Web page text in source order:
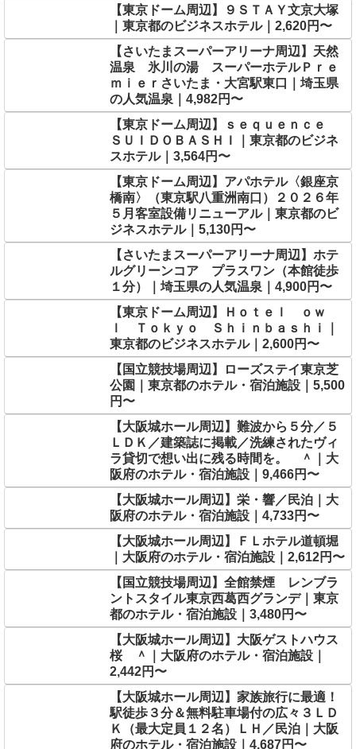
【東京ドーム周辺】９ＳＴＡＹ文京大塚
｜東京都のビジネスホテル｜2,620円〜
【さいたまスーパーアリーナ周辺】天然
温泉 氷川の湯 スーパーホテルＰｒｅ
ｍｉｅｒさいたま・大宮駅東口｜埼玉県
の人気温泉｜4,982円〜
【東京ドーム周辺】ｓｅｑｕｅｎｃｅ
ＳＵＩＤＯＢＡＳＨＩ｜東京都のビジネ
スホテル｜3,564円〜
【東京ドーム周辺】アパホテル〈銀座京
橋南〉（東京駅八重洲南口）２０２６年
５月客室設備リニューアル｜東京都のビ
ジネスホテル｜5,130円〜
【さいたまスーパーアリーナ周辺】ホテ
ルグリーンコア プラスワン（本館徒歩
１分）｜埼玉県の人気温泉｜4,900円〜
【東京ドーム周辺】Ｈｏｔｅｌ ｏｗ
ｌ Ｔｏｋｙｏ Ｓｈｉｎｂａｓｈｉ｜
東京都のビジネスホテル｜2,600円〜
【国立競技場周辺】ローズステイ東京芝
公園｜東京都のホテル・宿泊施設｜5,500
円〜
【大阪城ホール周辺】難波から５分／５
ＬＤＫ／建築誌に掲載／洗練されたヴィ
ラ貸切で想い出に残る時間を。 ＾｜大
阪府のホテル・宿泊施設｜9,466円〜
【大阪城ホール周辺】栄・響／民泊｜大
阪府のホテル・宿泊施設｜4,733円〜
【大阪城ホール周辺】ＦＬホテル道頓堀
｜大阪府のホテル・宿泊施設｜2,612円〜
【国立競技場周辺】全館禁煙 レンブラ
ントスタイル東京西葛西グランデ｜東京
都のホテル・宿泊施設｜3,480円〜
【大阪城ホール周辺】大阪ゲストハウス
桜 ＾｜大阪府のホテル・宿泊施設｜
2,442円〜
【大阪城ホール周辺】家族旅行に最適！
駅徒歩３分＆無料駐車場付の広々３ＬＤ
Ｋ（最大定員１２名）ＬＨ／民泊｜大阪
府のホテル・宿泊施設｜4,687円〜